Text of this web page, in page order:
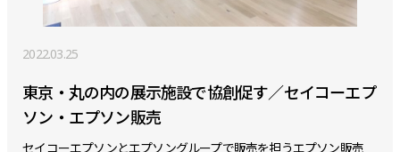
2022.03.25
東京・丸の内の展示施設で協創促す／セイコーエプ
ソン・エプソン販売
セイコーエプソンとエプソングループで販売を担うエプソン販売